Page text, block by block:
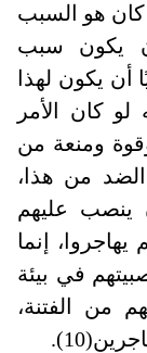
كان هو السبب
أن يكون سبب
أن يكون لهذا
لو كان الأمر
ومنعة من
من هذا،
ينصب عليهم
إنما
في بيئة
من الفتنة،